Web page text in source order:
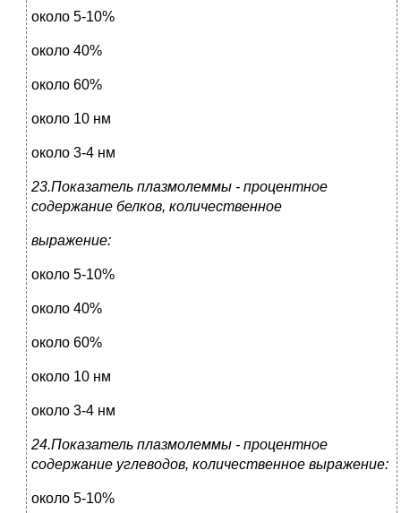
около 5-10%
около 40%
около 60%
около 10 нм
около 3-4 нм
23.Показатель плазмолеммы - процентное
содержание белков, количественное
выражение:
около 5-10%
около 40%
около 60%
около 10 нм
около 3-4 нм
24.Показатель плазмолеммы - процентное
содержание углеводов, количественное выражение:
около 5-10%